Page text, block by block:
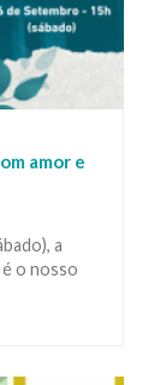
amor e
a
o nosso